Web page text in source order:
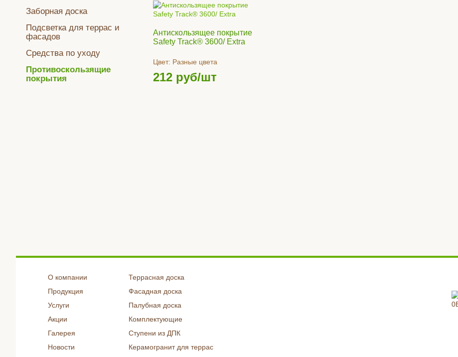
Заборная доска
Подсветка для террас и
фасадов
Средства по уходу
Противоскользящие
покрытия
Антискользящее покрытие
Safety Track® 3600/ Extra
Цвет: Разные цвета
212 руб/шт
О компании
Продукция
Услуги
Акции
Галерея
Новости
Террасная доска
Фасадная доска
Палубная доска
Комплектующие
Ступени из ДПК
Керамогранит для террас